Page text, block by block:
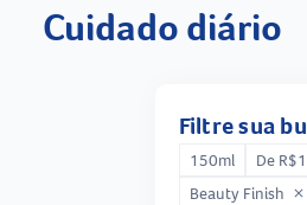
cuidado diário
Filtre sua
150ml De
Beauty Finish close